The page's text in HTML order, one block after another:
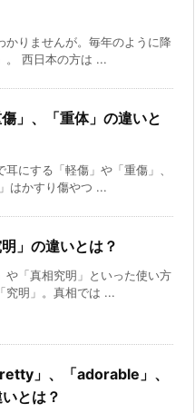
かりませんが。毎年のように降
。 西日本の方は ...
傷」、「重体」の違いと
にする「軽傷」や「重傷」、
はかすり傷やつ ...
」の違いとは？
や「真相究明」といった使い方
究明」。真相では ...
」、「adorable」、
とは？